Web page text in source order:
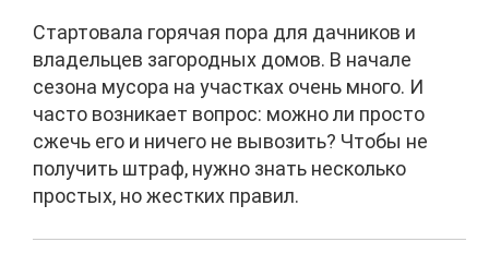
Стартовала горячая пора для дачников и
владельцев загородных домов. В начале
сезона мусора на участках очень много. И
часто возникает вопрос: можно ли просто
сжечь его и ничего не вывозить? Чтобы не
получить штраф, нужно знать несколько
простых, но жестких правил.